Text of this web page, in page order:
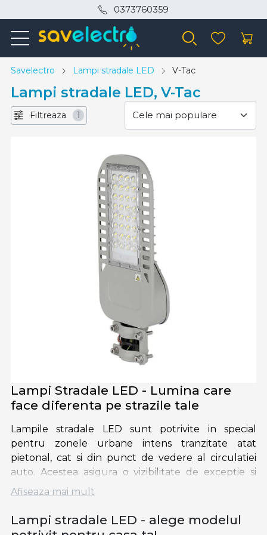
0373760359
Savelectro Lampi stradale LED V-Tac
Lampi stradale LED, V-Tac
Filtreaza 1
Lampi Stradale LED - Lumina care
face diferenta pe strazile tale
Lampile stradale LED sunt potrivite in special
pentru zonele urbane intens tranzitate atat
pietonal, cat si din punct de vedere al circulatiei
auto. Acestea asigura o vizibilitate de exceptie si
reduc riscul producerii situatiilor mai putin
Dispunem de o gama variata de lampi stradale LED:
Afiseaza mai mult
Lampi stradale LED - alege modelul